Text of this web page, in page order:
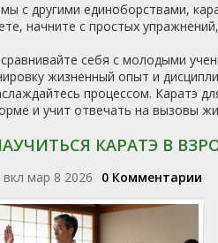
с другими единоборствами,
начните с простых
себя с молодыми
жизненный опыт и
процессом. Каратэ
и учит отвечать на вызовы
КАРАТЭ В
вкл мар 8 2026
0 Комментарии